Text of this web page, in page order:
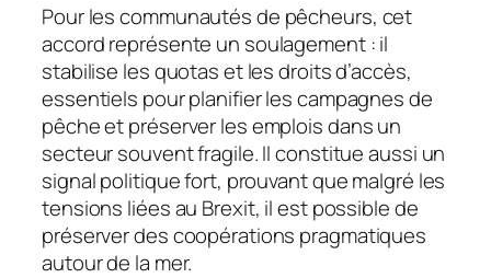
Pour les communautés de pêcheurs, cet
accord représente un soulagement : il
stabilise les quotas et les droits d’accès,
essentiels pour planifier les campagnes de
pêche et préserver les emplois dans un
secteur souvent fragile. Il constitue aussi un
signal politique fort, prouvant que malgré les
tensions liées au Brexit, il est possible de
préserver des coopérations pragmatiques
autour de la mer.